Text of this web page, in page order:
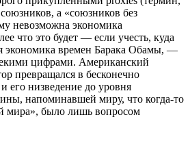
а «союзников без
невозможна экономика
что это будет — если учесть, куда
экономика времен Барака Обамы, —
цифрами. Американский
превращался в бесконечно
его низведение до уровня
напоминавшей миру, что когда-то
было лишь вопросом